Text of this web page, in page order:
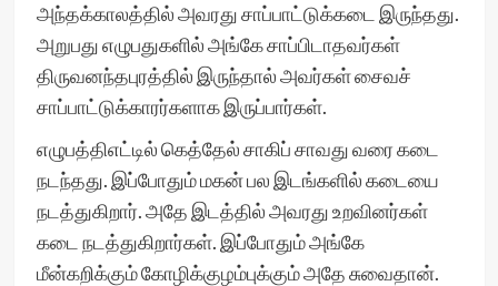
அந்தக்காலத்தில் அவரது சாப்பாட்டுக்கடை இருந்தது.
அறுபது எழுபதுகளில் அங்கே சாப்பிடாதவர்கள்
திருவனந்தபுரத்தில் இருந்தால் அவர்கள் சைவச்
சாப்பாட்டுக்காரர்களாக இருப்பார்கள்.
எழுபத்திஎட்டில் கெத்தேல் சாகிப் சாவது வரை கடை
நடந்தது. இப்போதும் மகன் பல இடங்களில் கடையை
நடத்துகிறார். அதே இடத்தில் அவரது உறவினர்கள்
கடை நடத்துகிறார்கள். இப்போதும் அங்கே
மீன்கறிக்கும் கோழிக்குழம்புக்கும் அதே சுவைதான்.